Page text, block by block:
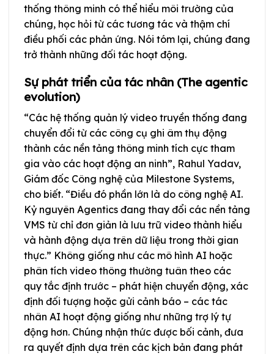
thống thông minh có thể hiểu môi trường của
chúng, học hỏi từ các tương tác và thậm chí
điều phối các phản ứng. Nói tóm lại, chúng đang
trở thành những đối tác hoạt động.
Sự phát triển của tác nhân (The agentic
evolution)
“Các hệ thống quản lý video truyền thống đang
chuyển đổi từ các công cụ ghi âm thụ động
thành các nền tảng thông minh tích cực tham
gia vào các hoạt động an ninh”, Rahul Yadav,
Giám đốc Công nghệ của Milestone Systems,
cho biết. “Điều đó phần lớn là do công nghệ AI.
Kỷ nguyên Agentics đang thay đổi các nền tảng
VMS từ chỉ đơn giản là lưu trữ video thành hiểu
và hành động dựa trên dữ liệu trong thời gian
thực.” Không giống như các mô hình AI hoặc
phân tích video thông thường tuân theo các
quy tắc định trước – phát hiện chuyển động, xác
định đối tượng hoặc gửi cảnh báo – các tác
nhân AI hoạt động giống như những trợ lý tự
động hơn. Chúng nhận thức được bối cảnh, đưa
ra quyết định dựa trên các kịch bản đang phát